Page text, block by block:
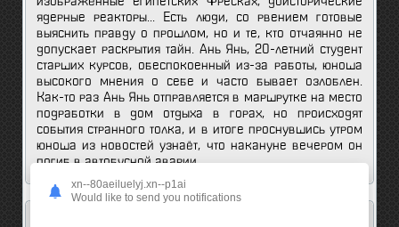
ядерные реакторы... Есть люди, со рвением готовые
выяснить правду о прошлом, но и те, кто отчаянно не
допускает раскрытия тайн. Ань Янь, 20-летний студент
старших курсов, обеспокоенный из-за работы, юноша
высокого мнения о себе и часто бывает озлоблен.
Как-то раз Ань Янь отправляется в маршрутке на место
подработки в дом отдыха в горах, но происходят
события странного толка, и в итоге проснувшись утром
юноша из новостей узнаёт, что накануне вечером он
погиб в автобусной аварии...
xn--80aeiluelyj.xn--p1ai
Would like to send you notifications